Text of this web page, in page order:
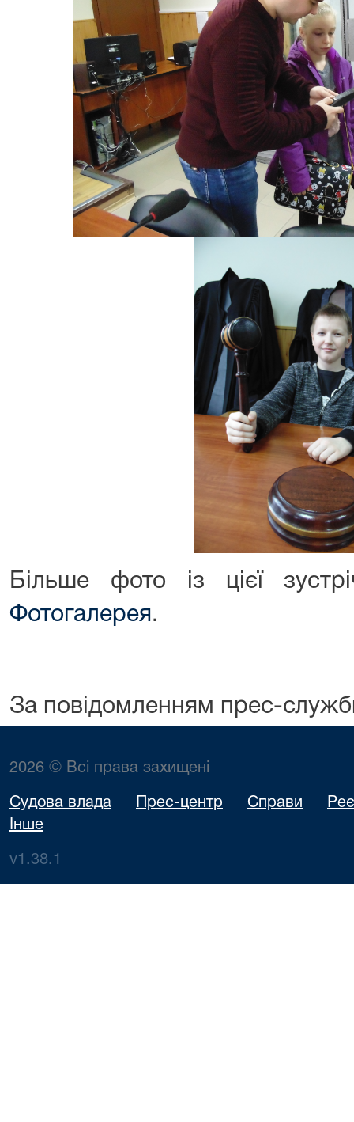
Більше фото із цієї
Фотогалерея.
За повідомленням прес-
2026 © Всі права захищені
Судова влада Прес-центр Справи
Інше
v1.38.1